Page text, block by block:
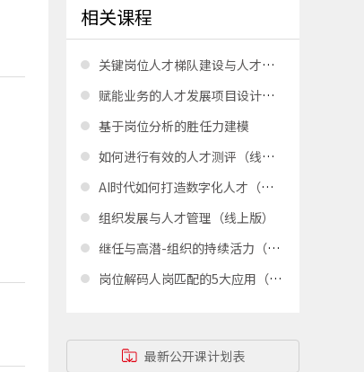
相关课程
关键岗位人才梯队建设与人才盘点
赋能业务的人才发展项目设计与落地
基于岗位分析的胜任力建模
如何进行有效的人才测评（线上版）
AI时代如何打造数字化人才（线上版）
组织发展与人才管理（线上版）
继任与高潜-组织的持续活力（线上版）
岗位解码人岗匹配的5大应用（线上版）
最新公开课计划表